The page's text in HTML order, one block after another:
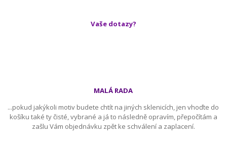
Vaše dotazy?
MALÁ RADA
...pokud jakýkoli motiv budete chtít na jiných sklenicích, jen vhoďte do
košíku také ty čisté, vybrané a já to následně opravím, přepočítám a
zašlu Vám objednávku zpět ke schválení a zaplacení.